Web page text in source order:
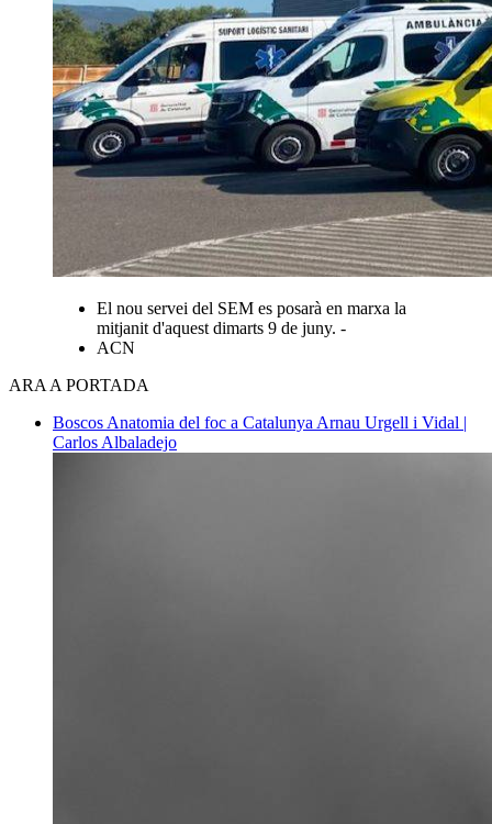
El nou servei del SEM es posarà en marxa la
mitjanit d'aquest dimarts 9 de juny. -
ACN
ARA A PORTADA
Boscos Anatomia del foc a Catalunya Arnau Urgell i Vidal |
Carlos Albaladejo